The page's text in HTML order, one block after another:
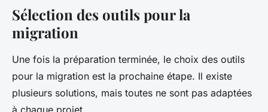
Sélection des outils pour la
migration
Une fois la préparation terminée, le choix des outils
pour la migration est la prochaine étape. Il existe
plusieurs solutions, mais toutes ne sont pas adaptées
à chaque projet.